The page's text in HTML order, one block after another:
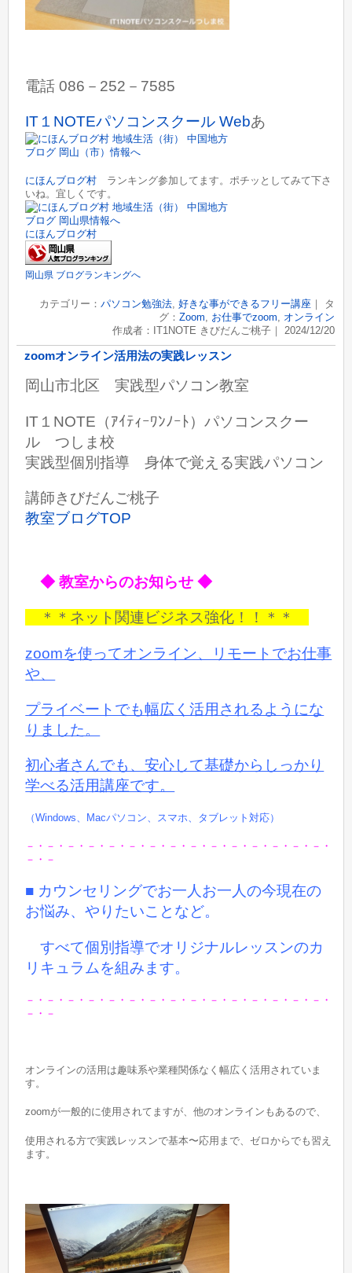
電話 086－252－7585
IT１NOTEパソコンスクール Webあ
にほんブログ村 ランキング参加してます。ポチッとしてみて下さ
いね。宜しくです。
にほんブログ村
岡山県 ブログランキングへ
カテゴリー： パソコン勉強法, 好きな事ができるフリー講座｜ タ
グ： Zoom お仕事でzoom
オンライン
作成者：IT1NOTE きびだんご桃子｜ 2024/12/20
zoomオンライン活用法の実践レッスン
岡山市北区 実践型パソコン教室
IT１NOTE（ｱｲﾃｨｰﾜﾝﾉｰﾄ）パソコンスクー
ル つしま校
実践型個別指導 身体で覚える実践パソコン
講師きびだんご桃子
教室ブログTOP
◆ 教室からのお知らせ ◆
＊＊ネット関連ビジネス強化！！＊＊
zoomを使ってオンライン、リモートでお仕事
や、
プライベートでも幅広く活用されるようにな
りました。
初心者さんでも、安心して基礎からしっかり
学べる活用講座です。
（Windows、Macパソコン、スマホ、タブレット対応）
－・－・－・－・－・－・－・－・－・－・－・－・－・－・－・
－・－
■ カウンセリングでお一人お一人の今現在の
お悩み、やりたいことなど。
すべて個別指導でオリジナルレッスンのカ
リキュラムを組みます。
－・－・－・－・－・－・－・－・－・－・－・－・－・－・－・
－・－
オンラインの活用は趣味系や業種関係なく幅広く活用されていま
す。
zoomが一般的に使用されてますが、他のオンラインもあるので、
使用される方で実践レッスンで基本〜応用まで、ゼロからでも習え
ます。